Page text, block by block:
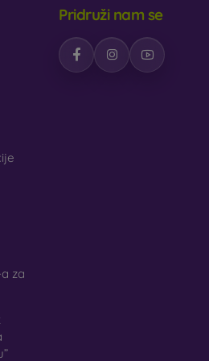
za
Pridruži nam se